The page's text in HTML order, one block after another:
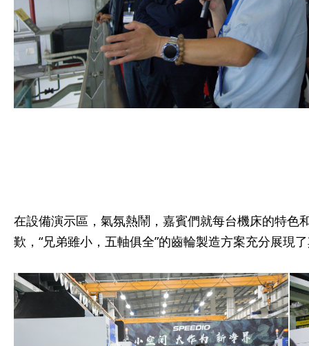
在設備演示區，氣氛熱鬧，嘉賓們就每台機床的特色
歎，“兄弟雖小，五軸俱全”的齒輪製造方案充分展